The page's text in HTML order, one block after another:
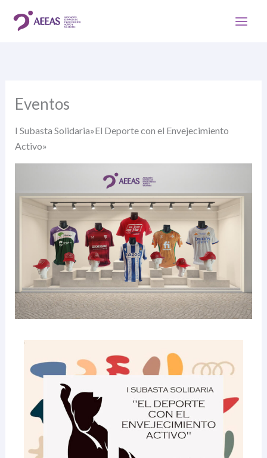
Eventos
I Subasta Solidaria»El Deporte con el Envejecimiento
Activo»